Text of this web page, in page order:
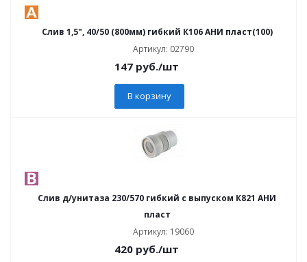
Слив 1,5", 40/50 (800мм) гибкий К106 АНИ пласт(100)
Артикул: 02790
147 руб./шт
В корзину
Слив д/унитаза 230/570 гибкий с выпуском К821 АНИ
пласт
Артикул: 19060
420 руб./шт